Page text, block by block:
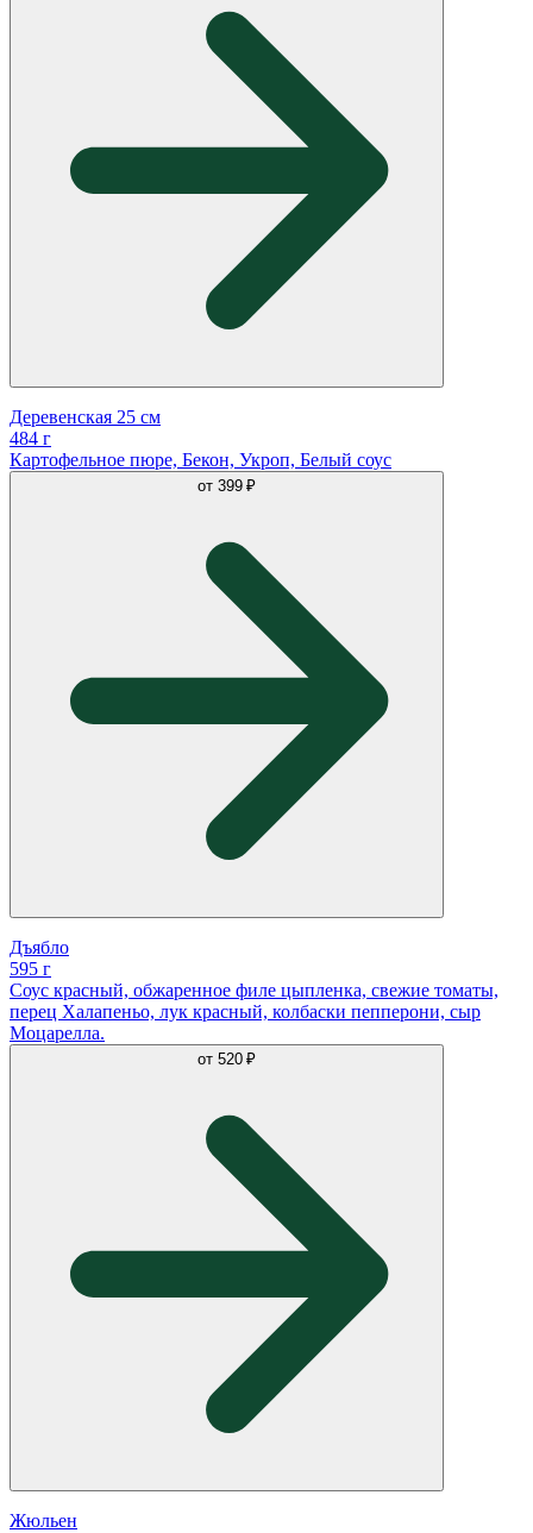
Деревенская 25 см
484 г
Картофельное пюре, Бекон, Укроп, Белый соус
от 399 ₽
Дъябло
595 г
Соус красный, обжаренное филе цыпленка, свежие томаты,
перец Халапеньо, лук красный, колбаски пепперони, сыр
Моцарелла.
от 520 ₽
Жюльен